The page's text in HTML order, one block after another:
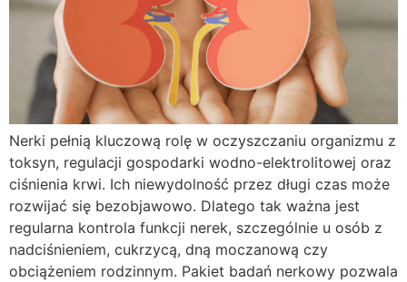
Nerki pełnią kluczową rolę w oczyszczaniu organizmu z
toksyn, regulacji gospodarki wodno-elektrolitowej oraz
ciśnienia krwi. Ich niewydolność przez długi czas może
rozwijać się bezobjawowo. Dlatego tak ważna jest
regularna kontrola funkcji nerek, szczególnie u osób z
nadciśnieniem, cukrzycą, dną moczanową czy
obciążeniem rodzinnym. Pakiet badań nerkowy pozwala